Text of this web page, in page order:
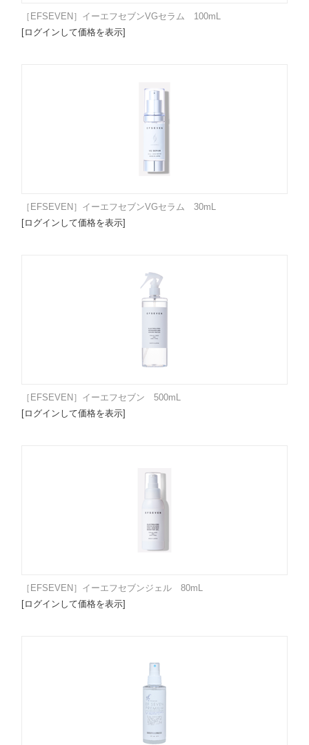
［EFSEVEN］イーエフセブンVGセラム 100mL
[ログインして価格を表示]
［EFSEVEN］イーエフセブンVGセラム 30mL
[ログインして価格を表示]
［EFSEVEN］イーエフセブン 500mL
[ログインして価格を表示]
［EFSEVEN］イーエフセブンジェル 80mL
[ログインして価格を表示]